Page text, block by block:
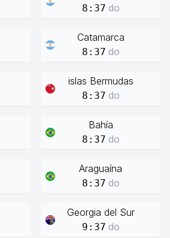
8:37 do
Catamarca
8:37 do
islas Bermudas
8:37 do
Bahía
8:37 do
Araguaína
8:37 do
Georgia del Sur
9:37 do